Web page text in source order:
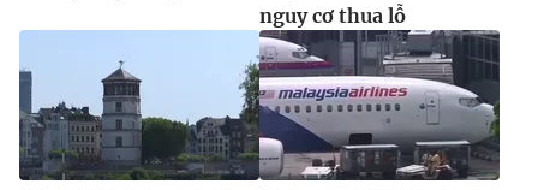
nguy cơ thua lỗ